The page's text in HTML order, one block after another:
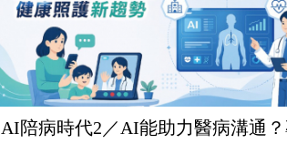
AI陪病時代2／AI能助力醫病溝通